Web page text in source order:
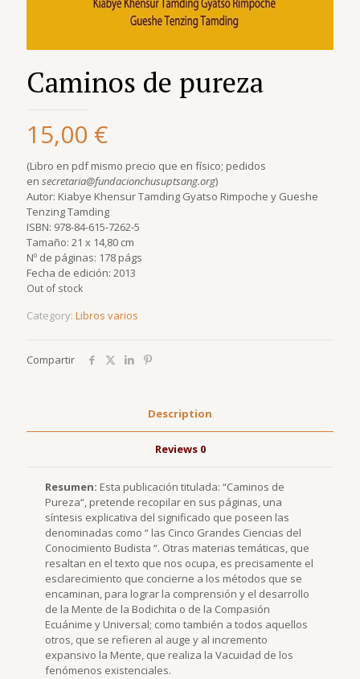
Caminos de pureza
15,00 €
(Libro en pdf mismo precio que en físico; pedidos
en secretaria@fundacionchusuptsang.org)
Autor: Kiabye Khensur Tamding Gyatso Rimpoche y Gueshe
Tenzing Tamding
ISBN: 978-84-615-7262-5
Tamaño: 21 x 14,80 cm
Nº de páginas: 178 págs
Fecha de edición: 2013
Out of stock
Category: Libros varios
Compartir
Description
Reviews 0
Resumen: Esta publicación titulada: “Caminos de
Pureza“, pretende recopilar en sus páginas, una
síntesis explicativa del significado que poseen las
denominadas como “ las Cinco Grandes Ciencias del
Conocimiento Budista “. Otras materias temáticas, que
resaltan en el texto que nos ocupa, es precisamente el
esclarecimiento que concierne a los métodos que se
encaminan, para lograr la comprensión y el desarrollo
de la Mente de la Bodichita o de la Compasión
Ecuánime y Universal; como también a todos aquellos
otros, que se refieren al auge y al incremento
expansivo la Mente, que realiza la Vacuidad de los
fenómenos existenciales.